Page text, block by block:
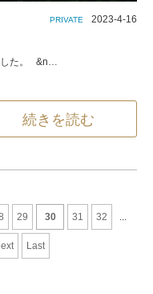
2023-4-16
PRIVATE
した。 &n…
続きを読む
29 30 31 32 ...
Last